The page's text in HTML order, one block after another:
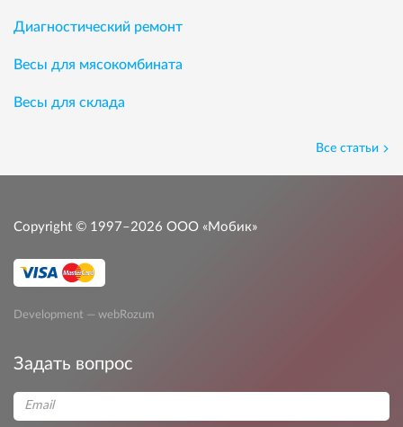
Диагностический ремонт
Весы для мясокомбината
Весы для склада
Все статьи
Copyright © 1997–2026 ООО «Мобик»
Development — webRozum
Задать вопрос